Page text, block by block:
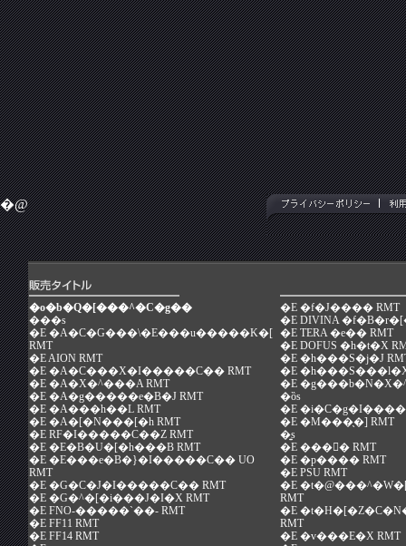
�@
�o�b�Q�[���^�C�g��
���s
�E �A�C�G���\�E���u�����K�[
RMT
�EAION RMT
�E �A�C���X�I�����C�� RMT
�E �A�X�^���A RMT
�E �A�g�����e�B�J RMT
�E �A���h��L RMT
�E �A�[�N���[�h RMT
�E RF�I�����C��Z RMT
�E �E�B�U�[�h���B RMT
�E �E���e�B�}�I�����C�� UO
RMT
�E �G�C�J�I�����C�� RMT
�E �G�^�[�i���J�I�X RMT
�E FNO-�����`��- RMT
�E FF11 RMT
�E FF14 RMT
�E �f�J���� RMT
�E DIVINA
�E TERA �e�� RMT
�E DOFUS �h�t�X
�E �h���S�j�J
�E
�E
�ȍs
�E
�E �M���̖�] RMT
�͍s
�E ���󕨌� RMT
�E �p���� RMT
�E PSU RMT
�E
RMT
�E
RMT
�E �v���E�X RMT